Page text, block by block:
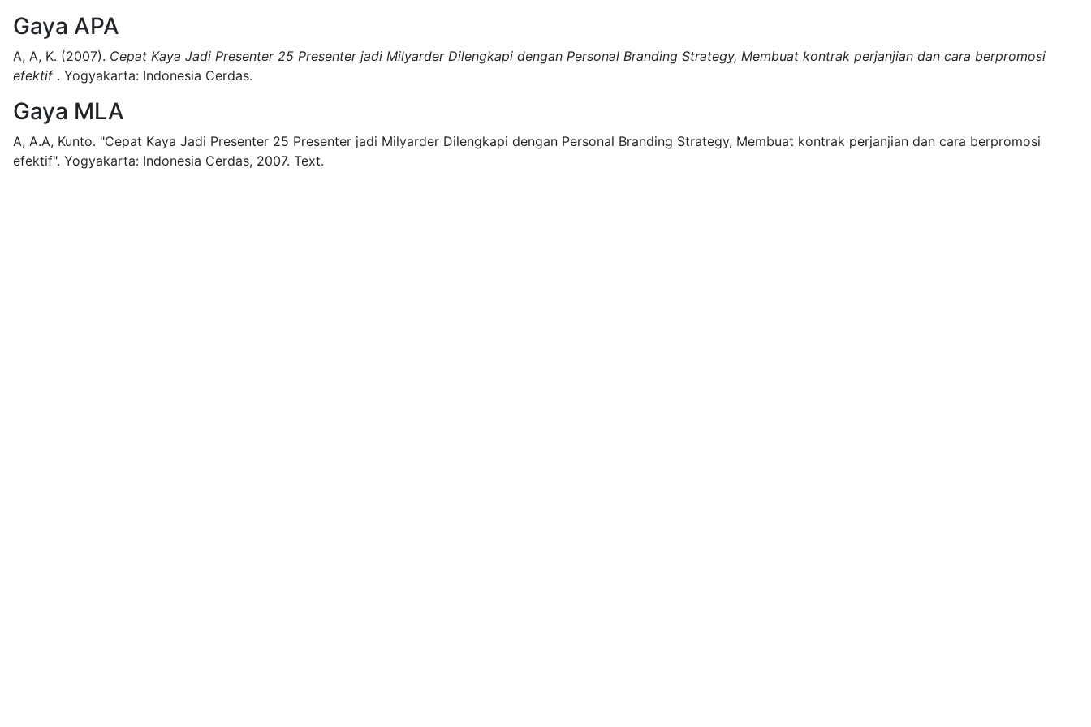
Gaya APA
A, A, K. (2007). Cepat Kaya Jadi Presenter 25 Presenter jadi Milyarder Dilengkapi dengan Personal Branding Strategy, Membuat kontrak perjanjian dan cara berpromosi
efektif. Yogyakarta: Indonesia Cerdas.
Gaya MLA
A, A.A, Kunto. "Cepat Kaya Jadi Presenter 25 Presenter jadi Milyarder Dilengkapi dengan Personal Branding Strategy, Membuat kontrak perjanjian dan cara berpromosi
efektif". Yogyakarta: Indonesia Cerdas, 2007. Text.